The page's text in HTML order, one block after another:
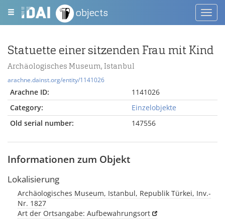
objects
Statuette einer sitzenden Frau mit Kind
Archäologisches Museum, Istanbul
arachne.dainst.org/entity/1141026
Arachne ID:
1141026
Category:
Einzelobjekte
Old serial number:
147556
Informationen zum Objekt
Lokalisierung
Archäologisches Museum, Istanbul, Republik Türkei, Inv.-
Nr. 1827
Art der Ortsangabe: Aufbewahrungsort